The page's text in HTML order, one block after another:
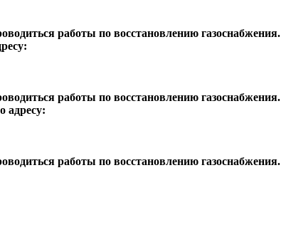
работы по восстановлению газоснабжения.
работы по восстановлению газоснабжения.
адресу:
работы по восстановлению газоснабжения.